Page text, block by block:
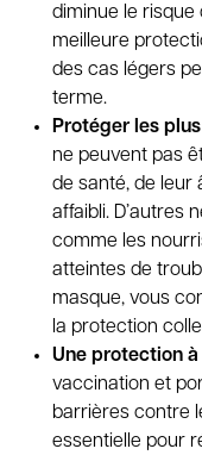
diminue le risque
meilleure
des cas légers
terme.
Protéger les
ne peuvent pas
de santé, de leur
affaibli. D’autres
comme les
atteintes de
masque, vous
la protection
Une protection
vaccination et
barrières contre
essentielle pour